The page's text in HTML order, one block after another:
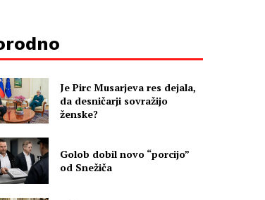
Je Pirc Musarjeva res dejala,
da desničarji sovražijo
ženske?
Golob dobil novo “porcijo”
od Snežiča